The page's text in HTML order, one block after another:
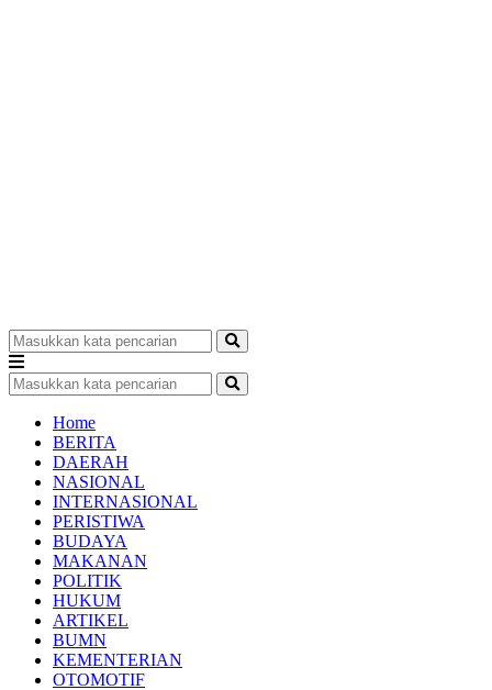
Home
BERITA
DAERAH
NASIONAL
INTERNASIONAL
PERISTIWA
BUDAYA
MAKANAN
POLITIK
HUKUM
ARTIKEL
BUMN
KEMENTERIAN
OTOMOTIF